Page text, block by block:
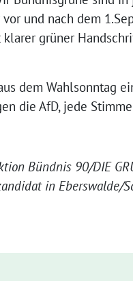
und nach dem
grüner
dem Wahlsonntag
die AfD, jede
Bündnis 90/DIE
in Eberswalde/